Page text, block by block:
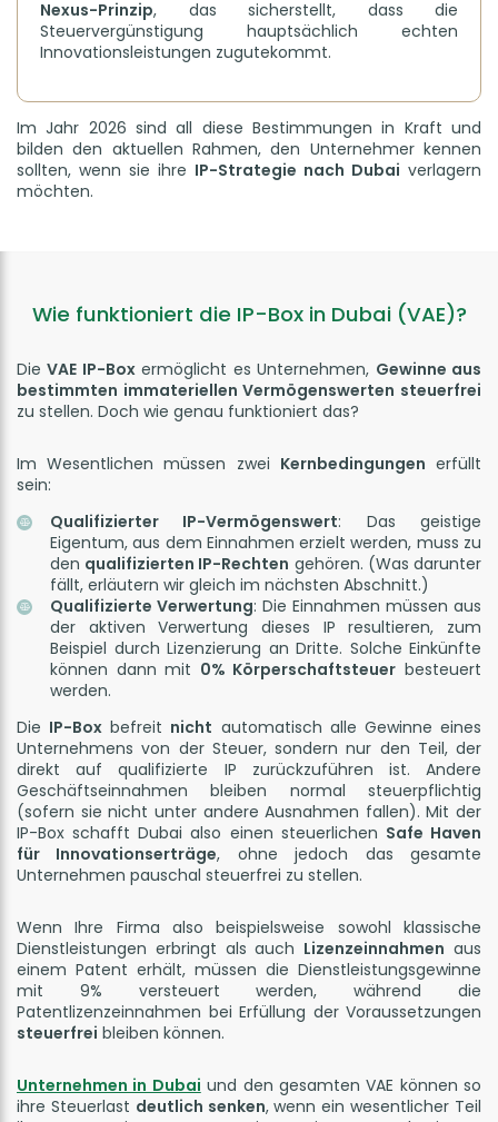
Nexus-Prinzip, das sicherstellt, dass die
Steuervergünstigung hauptsächlich echten
Innovationsleistungen zugutekommt.
Im Jahr 2026 sind all diese Bestimmungen in Kraft und
bilden den aktuellen Rahmen, den Unternehmer kennen
sollten, wenn sie ihre IP-Strategie nach Dubai verlagern
möchten.
Wie funktioniert die IP-Box in Dubai (VAE)?
DieVAE IP-Boxermöglicht es Unternehmen, Gewinne aus
bestimmten immateriellen Vermögenswerten steuerfrei
zu stellen. Doch wie genau funktioniert das?
Im Wesentlichen müssen zwei Kernbedingungen erfüllt
sein:
Qualifizierter IP-Vermögenswert: Das geistige
Eigentum, aus dem Einnahmen erzielt werden, muss zu
den qualifizierten IP-Rechten gehören. (Was darunter
fällt, erläutern wir gleich im nächsten Abschnitt.)
Qualifizierte Verwertung: Die Einnahmen müssen aus
der aktiven Verwertung dieses IP resultieren, zum
Beispiel durch Lizenzierung an Dritte. Solche Einkünfte
können dann mit 0% Körperschaftsteuer besteuert
werden.
Die IP-Box befreit nicht automatisch alle Gewinne eines
Unternehmens von der Steuer, sondern nur den Teil, der
direkt auf qualifizierte IP zurückzuführen ist. Andere
Geschäftseinnahmen bleiben normal steuerpflichtig
(sofern sie nicht unter andere Ausnahmen fallen). Mit der
IP-Box schafft Dubai also einen steuerlichen Safe Haven
für Innovationserträge, ohne jedoch das gesamte
Unternehmen pauschal steuerfrei zu stellen.
Wenn Ihre Firma also beispielsweise sowohl klassische
Dienstleistungen erbringt als auch Lizenzeinnahmen aus
einem Patent erhält, müssen die Dienstleistungsgewinne
mit 9% versteuert werden, während die
Patentlizenzeinnahmen bei Erfüllung der Voraussetzungen
steuerfrei bleiben können.
Unternehmen in Dubai und den gesamten VAE können so
ihre Steuerlast deutlich senken, wenn ein wesentlicher Teil